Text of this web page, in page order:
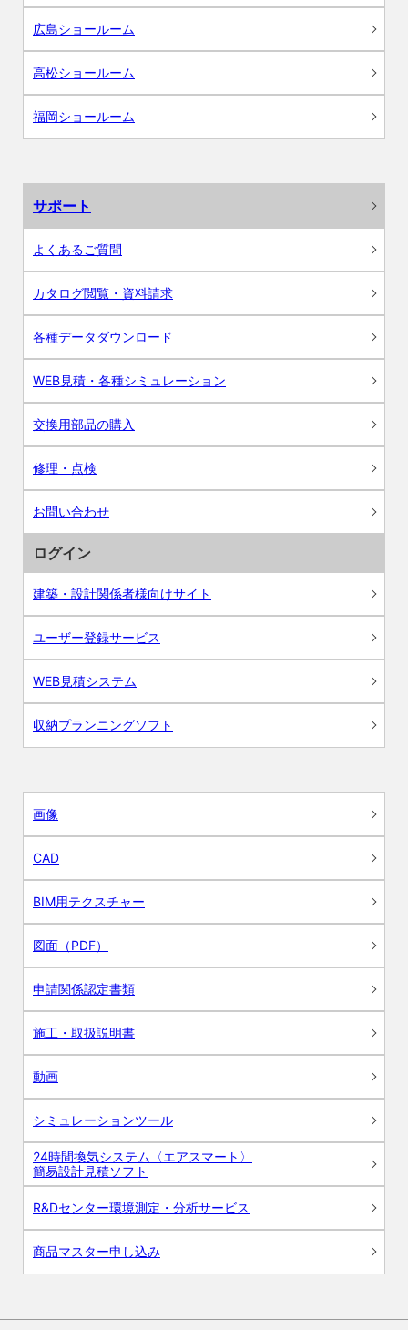
広島ショールーム
高松ショールーム
福岡ショールーム
サポート
よくあるご質問
カタログ閲覧・資料請求
各種データダウンロード
WEB見積・各種シミュレーション
交換用部品の購入
修理・点検
お問い合わせ
ログイン
建築・設計関係者様向けサイト
ユーザー登録サービス
WEB見積システム
収納プランニングソフト
画像
CAD
BIM用テクスチャー
図面（PDF）
申請関係認定書類
施工・取扱説明書
動画
シミュレーションツール
24時間換気システム〈エアスマート〉
簡易設計見積ソフト
R&Dセンター環境測定・分析サービス
商品マスター申し込み